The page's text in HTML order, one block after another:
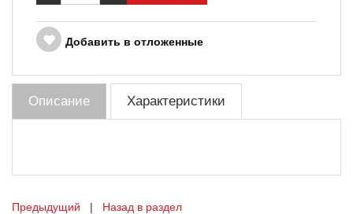
Добавить в отложенные
Описание Характеристики
Предыдущий | Назад в раздел